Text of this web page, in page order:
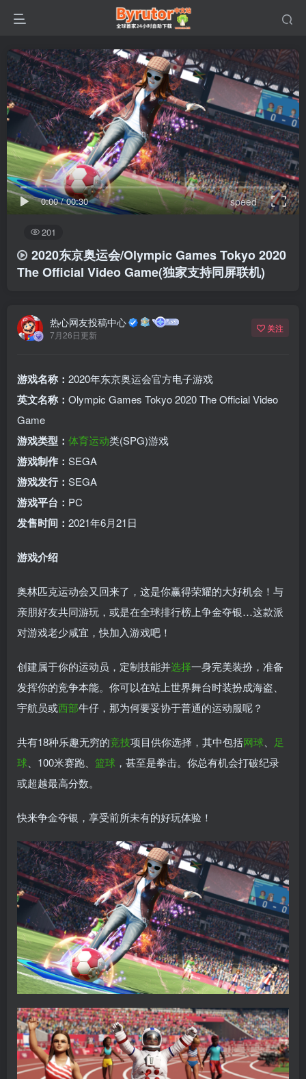
0:00/00:30 speed
201
2020东京奥运会/Olympic Games Tokyo 2020
The Official Video Game(独家支持同屏联机)
热心网友投稿中心
7月26日更新
关注
游戏名称： 2020年东京奥运会官方电子游戏
英文名称： Olympic Games Tokyo 2020 The Official Video
Game
游戏类型： 体育运动类(SPG)游戏
游戏制作： SEGA
游戏发行： SEGA
游戏平台： PC
发售时间： 2021年6月21日
游戏介绍
奥林匹克运动会又回来了，这是你赢得荣耀的大好机会！与
亲朋好友共同游玩，或是在全球排行榜上争金夺银…这款派
对游戏老少咸宜，快加入游戏吧！
创建属于你的运动员，定制技能并选择一身完美装扮，准备
发挥你的竞争本能。你可以在站上世界舞台时装扮成海盗、
宇航员或西部牛仔，那为何要妥协于普通的运动服呢？
共有18种乐趣无穷的竞技项目供你选择，其中包括网球
足
球 、100米赛跑、 篮球 ，甚至是拳击。你总有机会打破纪录
或超越最高分数。
快来争金夺银，享受前所未有的好玩体验！